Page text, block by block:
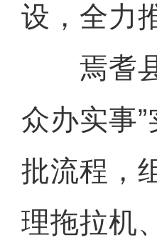
设，全力
焉耆县
众办实事
批流程，
理拖拉机